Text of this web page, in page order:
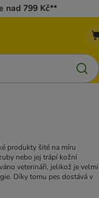
nad 799 Kč**
produkty šité na míru
nebo jej trápí kožní
veterináři, jelikož je velmi
Díky tomu pes dostává v